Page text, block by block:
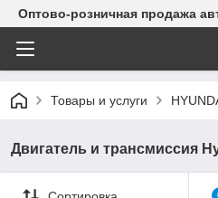
Оптово-розничная продажа
Товары и услуги
Двигатель и трансмиссия